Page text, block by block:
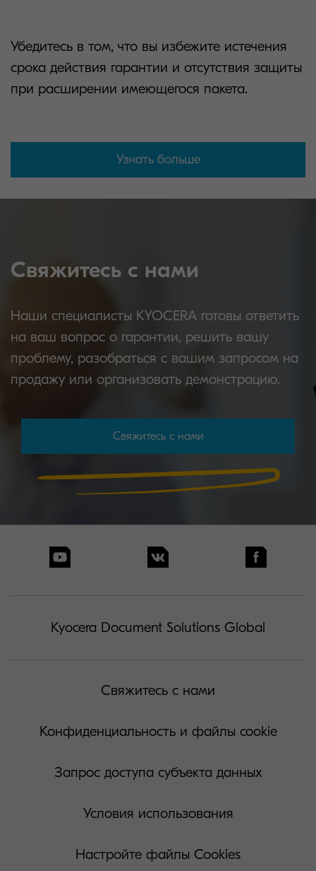
Убедитесь в том, что вы избежите истечения
срока действия гарантии и отсутствия защиты
при расширении имеющегося пакета.
Узнать больше
Свяжитесь с нами
Наши специалисты KYOCERA готовы ответить
на ваш вопрос о гарантии, решить вашу
проблему, разобраться с вашим запросом на
продажу или организовать демонстрацию.
Свяжитесь с нами
Kyocera Document Solutions Global
Свяжитесь с нами
Конфиденциальность и файлы cookie
Запрос доступа субъекта данных
Условия использования
Настройте файлы Cookies